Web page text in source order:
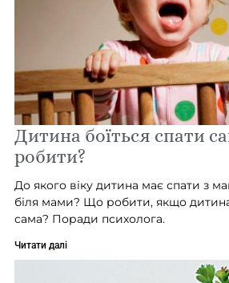
Дитина боїться спати
робити?
До якого віку дитина має спати з
біля мами? Що робити, якщо дитина
сама? Поради психолога.
Читати далі